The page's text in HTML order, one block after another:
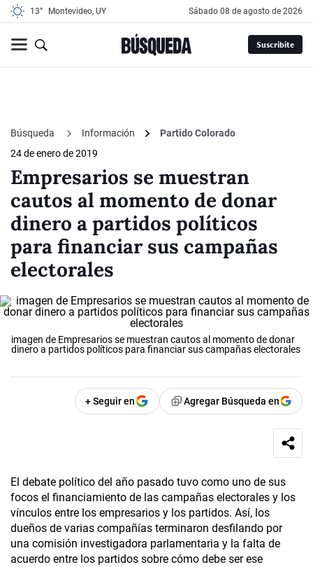
13° Montevideo, UY sábado 08 de agosto de 2026
Suscribite
Búsqueda Información
Partido Colorado
24 de enero de 2019
Empresarios se muestran
cautos al momento de donar
dinero a partidos políticos
para financiar sus campañas
electorales
imagen de Empresarios se muestran cautos al momento de donar
dinero a partidos políticos para financiar sus campañas electorales
+ Seguir en Agregar Búsqueda en
El debate político del año pasado tuvo como uno de sus
focos el financiamiento de las campañas electorales y los
vínculos entre los empresarios y los partidos. Así, los
dueños de varias compañías terminaron desfilando por
una comisión investigadora parlamentaria y la falta de
acuerdo entre los partidos sobre cómo debe ser ese